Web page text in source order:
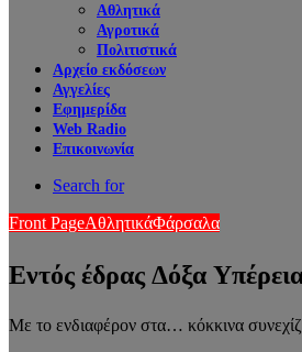
Αθλητικά
Αγροτικά
Πολιτιστικά
Αρχείο εκδόσεων
Αγγελίες
Εφημερίδα
Web Radio
Επικοινωνία
Search for
Front PageΑθλητικάΦάρσαλα
Εντός έδρας Δόξα
Με το ενδιαφέρον στα… κόκκινα